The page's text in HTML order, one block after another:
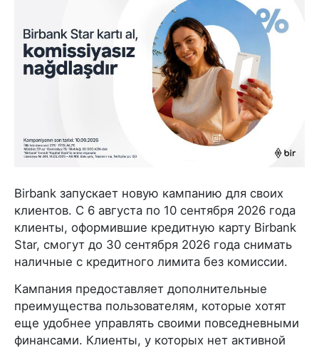
Birbank запускает новую кампанию для своих
клиентов. С 6 августа по 10 сентября 2026 года
клиенты, оформившие кредитную карту Birbank
Star, смогут до 30 сентября 2026 года снимать
наличные с кредитного лимита без комиссии.
Кампания предоставляет дополнительные
преимущества пользователям, которые хотят
еще удобнее управлять своими повседневными
финансами. Клиенты, у которых нет активной